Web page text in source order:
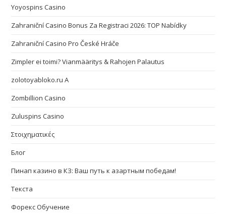
Yoyospins Casino
Zahraniční Casino Bonus Za Registraci 2026: TOP Nabídky
Zahraniční Casino Pro České Hráče
Zimpler ei toimi? Vianmääritys & Rahojen Palautus
zolotoyabloko.ru A
Zombillion Casino
Zuluspins Casino
Στοιχηματικές
Блог
Пинап казино в КЗ: Ваш путь к азартным победам!
Текста
Форекс Обучение